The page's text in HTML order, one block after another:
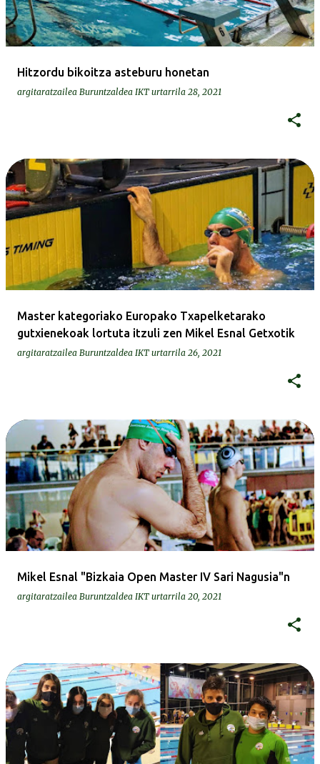
Hitzordu bikoitza asteburu honetan
argitaratzailea Buruntzaldea IKT urtarrila 28, 2021
Master kategoriako Europako Txapelketarako
gutxienekoak lortuta itzuli zen Mikel Esnal Getxotik
argitaratzailea Buruntzaldea IKT urtarrila 26, 2021
Mikel Esnal "Bizkaia Open Master IV Sari Nagusia"n
argitaratzailea Buruntzaldea IKT urtarrila 20, 2021